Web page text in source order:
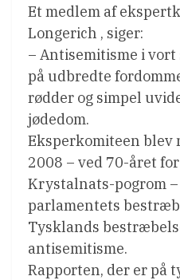
Et medlem af
Longerich , siger:
– Antisemitisme i
på udbredte
rødder og simpel
jødedom.
Eksperkomiteen blev
2008 – ved 70-året
Krystalnats-pogrom –
parlamentets
Tysklands
antisemitisme.
Rapporten, der er på